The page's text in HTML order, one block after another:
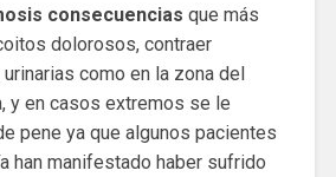
consecuencias que más
dolorosos, contraer
como en la zona del
y en casos extremos se le
pene ya que algunos pacientes
han manifestado haber sufrido